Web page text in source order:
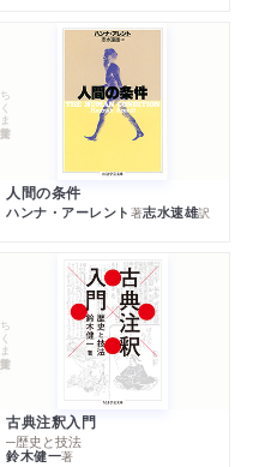
ちくま学芸文庫
人間の条件
ハンナ・アーレント 著志水速雄訳
ちくま学芸文庫
古典注釈入門
─歴史と技法
鈴木健一著